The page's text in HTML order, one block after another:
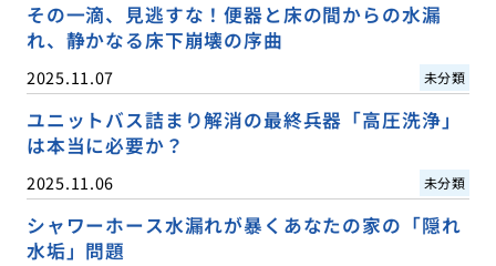
その一滴、見逃すな！便器と床の間からの水漏
れ、静かなる床下崩壊の序曲
2025.11.07 未分類
ユニットバス詰まり解消の最終兵器「高圧洗浄」
は本当に必要か？
2025.11.06 未分類
シャワーホース水漏れが暴くあなたの家の「隠れ
水垢」問題